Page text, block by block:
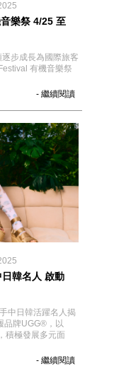
樂祭 4/25 至
步成長為國際旅客
有機音樂祭
- 繼續閱讀
韓名人 啟動
中日韓活躍名人揭
品牌UGG®，以
積極發展多元面
- 繼續閱讀